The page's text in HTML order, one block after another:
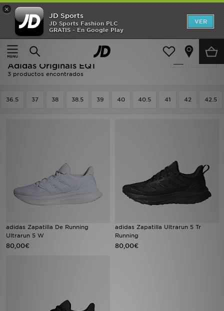
×
JD Sports
JD Sports Fashion PLC
GRATIS - En Google Play
VER
Página principal
Mujer Calzado de mujer
Adidas Calzado de mujer - Running -
Adidas Originals EQT
3 productos encontrados
36.5 37 38 38.5 39 40 40.5 41 42 42.5
adidas Zapatilla De Running
Ultrarun 5 W
80,00€
adidas Zapatilla Ultrarun 5 Tr
Running
80,00€
Hombre
Mujer
Niños
JD Fútbol
Ofertas
TARJETA REGALO
MI JD